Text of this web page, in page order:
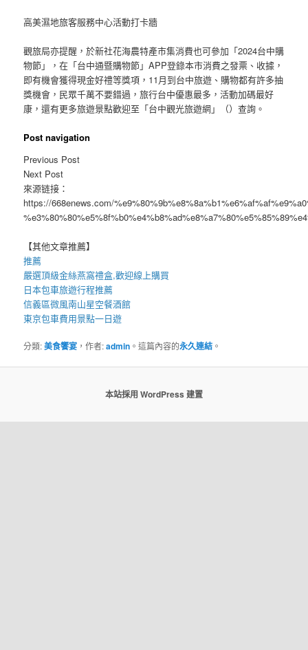
高美濕地旅客服務中心活動打卡牆
觀旅局亦提醒，於新社花海農特產市集消費也可參加「2024台中購
物節」，在「台中通暨購物節」APP登錄本市消費之發票、收據，
即有機會獲得現金好禮等獎項，11月到台中旅遊、購物都有許多抽
獎機會，民眾千萬不要錯過，旅行台中優惠最多，活動加碼最好
康，還有更多旅遊景點歡迎至「台中觀光旅遊網」（）查詢。
Post navigation
Previous Post
Next Post
來源链接：
https://668enews.com/
【其他文章推薦】
推薦
嚴選頂級金絲燕窩禮盒,歡迎線上購買
日本包車旅遊行程推薦
信義區微風南山星空餐酒館
東京包車費用景點一日遊
分類:美食饗宴 ，作者:admin 。這篇內容的永久連結 。
本站採用 WordPress 建置